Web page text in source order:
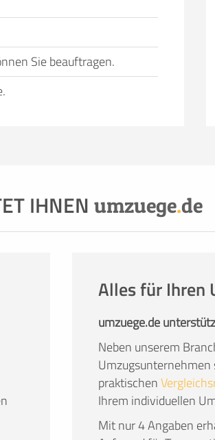
Sie beauftragen.
Qualität von Profis in
IHNEN umzuege.de
Alles für Ihren
umzuege.de
Neben unserem
praktischen
Ihrem individuellen
Mit nur 4 Angaben